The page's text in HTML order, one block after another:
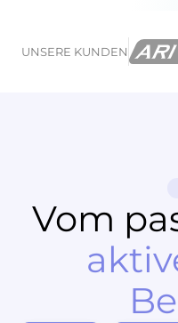
UNSERE KUNDEN
Vom